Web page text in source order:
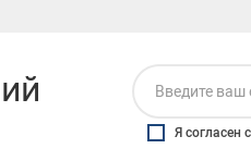
Я согласен с